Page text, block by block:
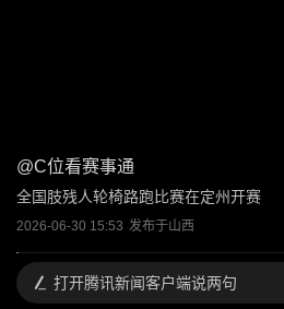
@C位看赛事通
全国肢残人轮椅路跑比赛在定州开赛
2026-06-30 15:53 发布于山西
打开腾讯新闻客户端说两句